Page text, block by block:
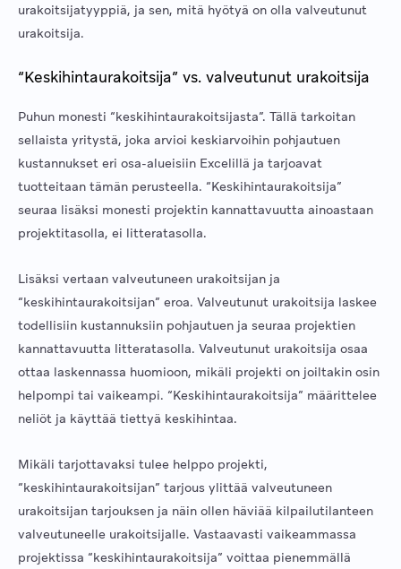
urakoitsijatyyppiä, ja sen, mitä hyötyä on olla valveutunut
urakoitsija.
“Keskihintaurakoitsija” vs. valveutunut urakoitsija
Puhun monesti “keskihintaurakoitsijasta”. Tällä tarkoitan
sellaista yritystä, joka arvioi keskiarvoihin pohjautuen
kustannukset eri osa-alueisiin Excelillä ja tarjoavat
tuotteitaan tämän perusteella. “Keskihintaurakoitsija”
seuraa lisäksi monesti projektin kannattavuutta ainoastaan
projektitasolla, ei litteratasolla.
Lisäksi vertaan valveutuneen urakoitsijan ja
“keskihintaurakoitsijan” eroa. Valveutunut urakoitsija laskee
todellisiin kustannuksiin pohjautuen ja seuraa projektien
kannattavuutta litteratasolla. Valveutunut urakoitsija osaa
ottaa laskennassa huomioon, mikäli projekti on joiltakin osin
helpompi tai vaikeampi. “Keskihintaurakoitsija” määrittelee
neliöt ja käyttää tiettyä keskihintaa.
Mikäli tarjottavaksi tulee helppo projekti,
“keskihintaurakoitsijan” tarjous ylittää valveutuneen
urakoitsijan tarjouksen ja näin ollen häviää kilpailutilanteen
valveutuneelle urakoitsijalle. Vastaavasti vaikeammassa
projektissa “keskihintaurakoitsija” voittaa pienemmällä